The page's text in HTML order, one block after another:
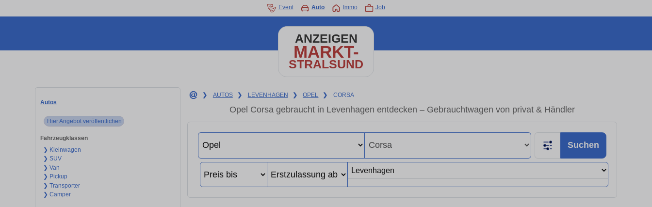
Event Auto Immo Job
ANZEIGEN
MARKT-
STRALSUND
Autos
Hier Angebot veröffentlichen
Fahrzeugklassen
❯ Kleinwagen
❯ SUV
❯ Van
❯ Pickup
❯ Transporter
❯ Camper
❯ AUTOS ❯ LEVENHAGEN ❯ OPEL ❯ CORSA
Opel Corsa gebraucht in Levenhagen entdecken – Gebrauchtwagen von privat & Händler
Suchen